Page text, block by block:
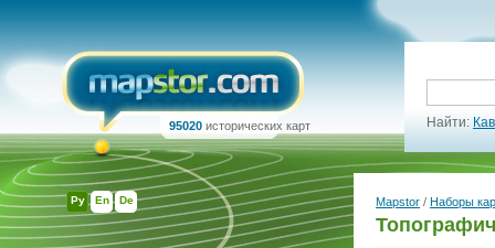
Ру En De
95020 исторических карт Найти:
Mapstor / Наборы